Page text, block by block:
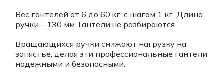
Вес гантелей от 6 до 60 кг, с шагом 1 кг. Длина
ручки – 130 мм. Гантели не разбираются.
Вращающихся ручки снижают нагрузку на
запястье, делая эти профессиональные гантели
надежными и безопасными.